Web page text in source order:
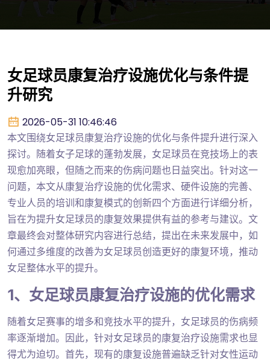
女足球员康复治疗设施优化与条件提
升研究
2026-05-31 10:46:46
本文围绕女足球员康复治疗设施的优化与条件提升进行深入
探讨。随着女子足球的蓬勃发展，女足球员在竞技场上的表
现愈加亮眼，但随之而来的伤病问题也日益突出。针对这一
问题，本文从康复治疗设施的优化需求、硬件设施的完善、
专业人员的培训和康复模式的创新四个方面进行详细分析，
旨在为提升女足球员的康复效果提供有益的参考与建议。文
章最终会对整体研究内容进行总结，提出在未来发展中，如
何通过多维度的改善为女足球员创造更好的康复环境，推动
女足整体水平的提升。
1、女足球员康复治疗设施的优化需求
随着女足赛事的增多和竞技水平的提升，女足球员的伤病频
率逐渐增加。因此，针对女足球员的康复治疗设施需求也显
得尤为迫切。首先，现有的康复设施普遍缺乏针对女性运动